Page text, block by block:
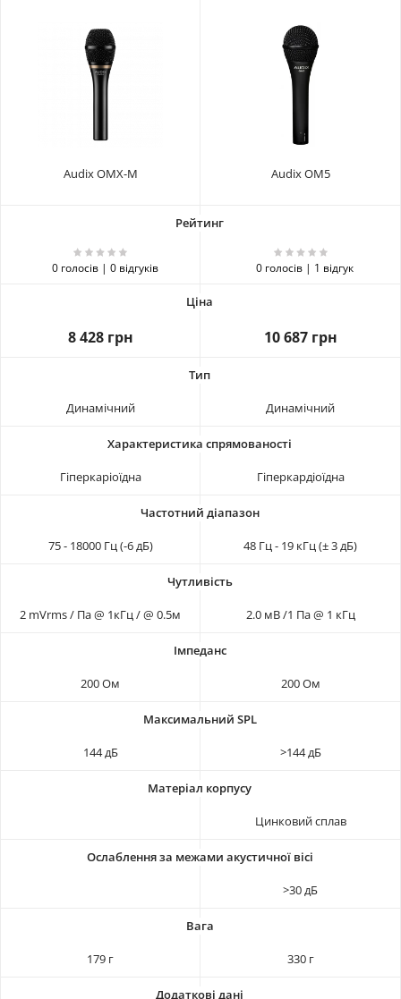
Audix OMX-M Audix OM5
0 голосів | 0 відгуків 0 голосів | 1 відгук
8 428 грн 10 687 грн
Динамічний Динамічний
Гіперкаріоїдна Гіперкардіоїдна
75 - 18000 Гц (-6 дБ) 48 Гц - 19 кГц (± 3 дБ)
2 mVrms / Па @ 1кГц / @ 0.5м 2.0 мВ /1 Па @ 1 кГц
200 Ом 200 Ом
144 дБ >144 дБ
Цинковий сплав
>30 дБ
179 г 330 г